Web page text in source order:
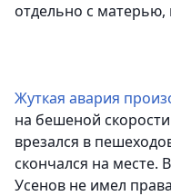
отдельно с матерью,
Жуткая авария
на бешеной
врезался в
скончался на месте.
Усенов не имел